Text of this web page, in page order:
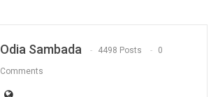
Odia Sambada 4498 Posts 0
Comments